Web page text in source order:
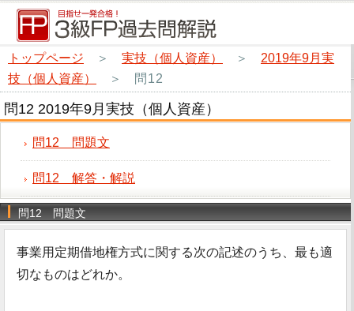
トップページ ＞ 実技（個人資産） ＞ 2019年9月実
技（個人資産）
＞ 問12
問12 2019年9月実技（個人資産）
問12 問題文
問12 解答・解説
問12 問題文
事業用定期借地権方式に関する次の記述のうち、最も適
切なものはどれか。